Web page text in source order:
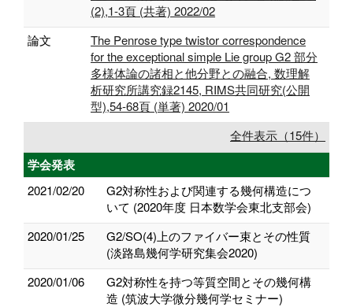
(2),1-3頁 (共著) 2022/02
論文
The Penrose type twistor correspondence
for the exceptional simple Lie group G2 部分
多様体論の諸相と他分野との融合, 数理解
析研究所講究録2145, RIMS共同研究(公開
型),54-68頁 (単著) 2020/01
全件表示（15件）
学会発表
2021/02/20
G2対称性および関連する幾何構造につ
いて (2020年度 日本数学会東北支部会)
2020/01/25
G2/SO(4)上のファイバー束とその性質
(淡路島幾何学研究集会2020)
2020/01/06
G2対称性を持つ等質空間とその幾何構
造 (筑波大学微分幾何学セミナー)